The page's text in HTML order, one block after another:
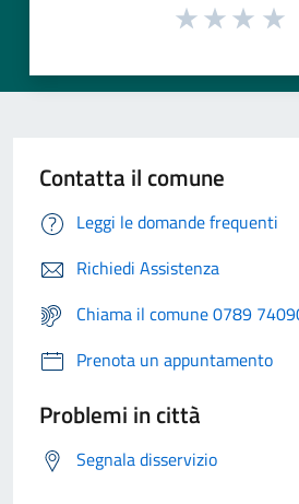
Contatta il comune
Leggi le domande frequenti
Richiedi Assistenza
Chiama il comune 0789
Prenota un appuntamento
Problemi in città
Segnala disservizio